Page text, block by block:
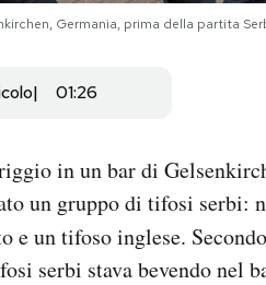
Germania, prima della partita
01:26
in un bar di
un gruppo di tifosi serbi:
e un tifoso inglese.
serbi stava bevendo nel